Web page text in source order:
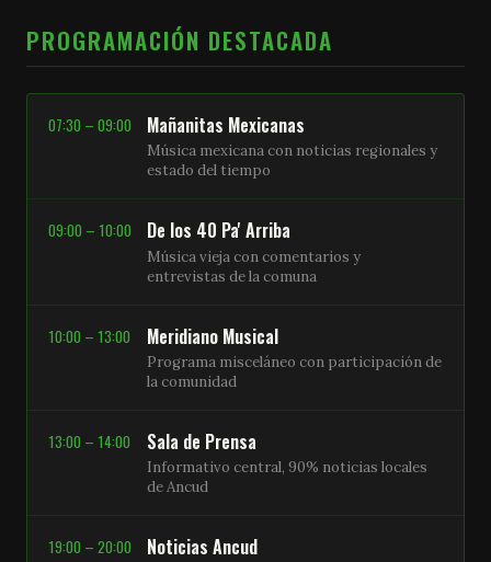
PROGRAMACIÓN DESTACADA
07:30 – 09:00 Mañanitas Mexicanas
Música mexicana con noticias regionales y
estado del tiempo
09:00 – 10:00 De los 40 Pa' Arriba
Música vieja con comentarios y
entrevistas de la comuna
10:00 – 13:00 Meridiano Musical
Programa misceláneo con participación de
la comunidad
13:00 – 14:00 Sala de Prensa
Informativo central, 90% noticias locales
de Ancud
19:00 – 20:00 Noticias Ancud